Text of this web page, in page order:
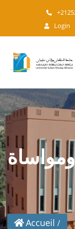
Login
Accueil